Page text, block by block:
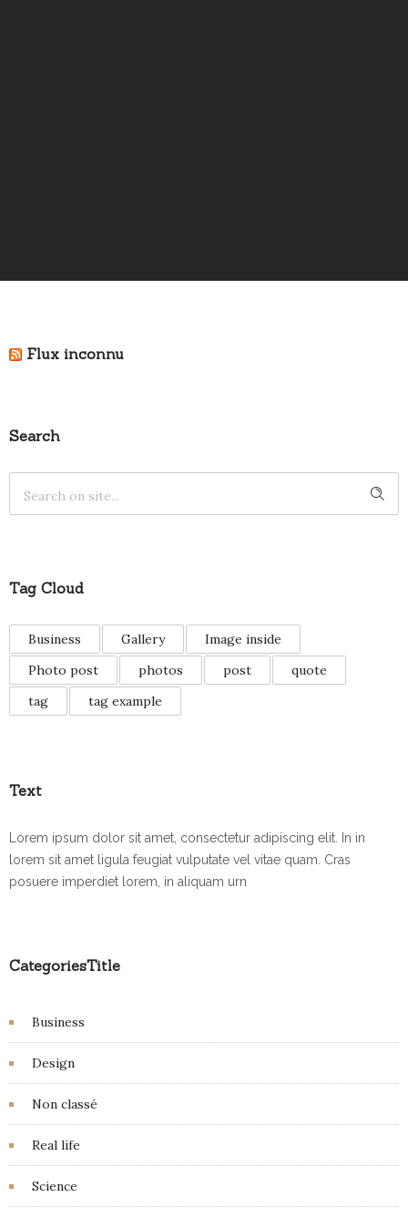
Flux inconnu
Search
Tag Cloud
Business Gallery
Image inside
Photo post
photos post
quote
tag
tag example
Text
Lorem ipsum dolor sit amet, consectetur adipiscing elit. In in
lorem sit amet ligula feugiat vulputate vel vitae quam. Cras
posuere imperdiet lorem, in aliquam urn
CategoriesTitle
Business
Design
Non classé
Real life
Science